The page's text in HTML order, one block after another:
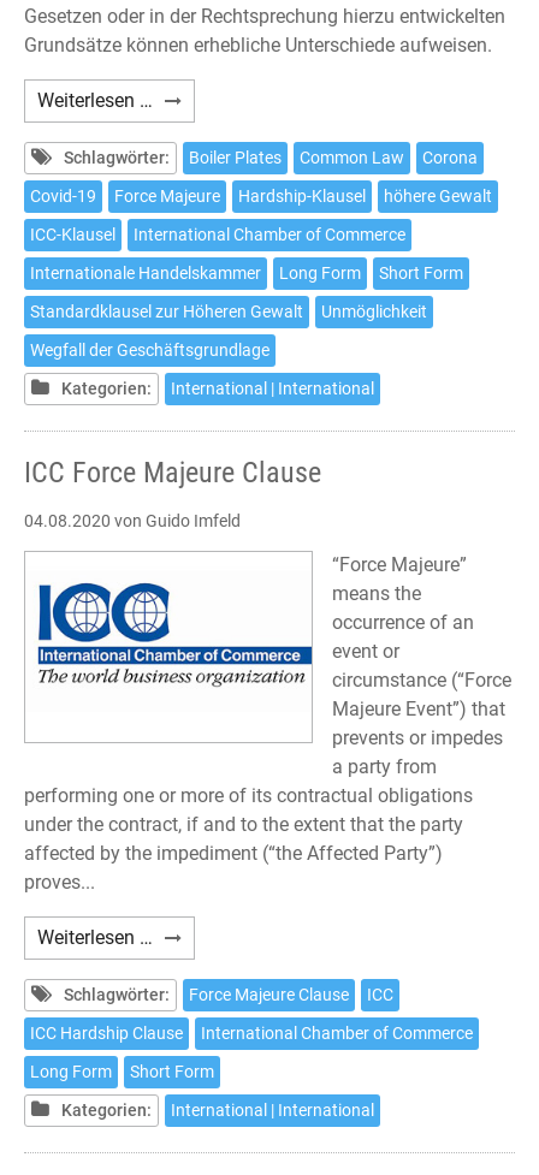
Gesetzen oder in der Rechtsprechung hierzu entwickelten
Grundsätze können erhebliche Unterschiede aufweisen.
Weiterlesen … Die
neuen
ICC
Force
Majeure-
und
Hardship-
Klauseln
(März
2020)
Schlagwörter: Boiler Plates Common Law
Corona
Covid-19
Force Majeure Hardship-Klausel
höhere Gewalt
ICC-Klausel
International Chamber of Commerce
Internationale Handelskammer
Long Form
Short Form
Standardklausel zur Höheren Gewalt
Unmöglichkeit
Wegfall der Geschäftsgrundlage
Kategorien:
International | International
ICC Force Majeure Clause
04.08.2020 von Guido Imfeld
“Force Majeure”
means the
occurrence of an
event or
circumstance (“Force
Majeure Event”) that
prevents or impedes
a party from
performing one or more of its contractual obligations
under the contract, if and to the extent that the party
affected by the impediment (“the Affected Party”)
proves...
Weiterlesen … ICC
Force
Majeure
Clause
Schlagwörter: Force Majeure Clause
ICC
ICC Hardship Clause
International Chamber of Commerce
Long Form
Short Form
Kategorien:
International | International